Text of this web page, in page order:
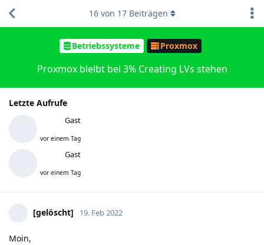
Betriebssysteme Proxmox
Proxmox bleibt bei 3% Creating LVs stehen
Letzte Aufrufe
Gast
vor einem Tag
Gast
vor einem Tag
16von 17Beiträgen
[gelöscht] 19. Feb 2022
Moin,